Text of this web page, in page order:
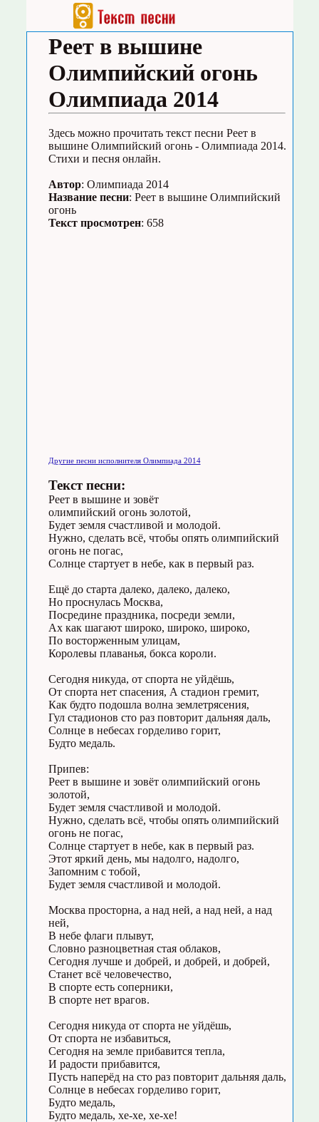
Реет в вышине
Олимпийский огонь
Олимпиада 2014
Здесь можно прочитать текст песни Реет в
вышине Олимпийский огонь - Олимпиада 2014.
Стихи и песня онлайн.
Автор: Олимпиада 2014
Название песни: Реет в вышине Олимпийский
огонь
Текст просмотрен: 658
Другие песни исполнителя Олимпиада 2014
Текст песни:
Реет в вышине и зовёт
олимпийский огонь золотой,
Будет земля счастливой и молодой.
Нужно, сделать всё, чтобы опять олимпийский
огонь не погас,
Солнце стартует в небе, как в первый раз.
Ещё до старта далеко, далеко, далеко,
Но проснулась Москва,
Посредине праздника, посреди земли,
Ах как шагают широко, широко, широко,
По восторженным улицам,
Королевы плаванья, бокса короли.
Сегодня никуда, от спорта не уйдёшь,
От спорта нет спасения, А стадион гремит,
Как будто подошла волна землетрясения,
Гул стадионов сто раз повторит дальняя даль,
Солнце в небесах горделиво горит,
Будто медаль.
Припев:
Реет в вышине и зовёт олимпийский огонь
золотой,
Будет земля счастливой и молодой.
Нужно, сделать всё, чтобы опять олимпийский
огонь не погас,
Солнце стартует в небе, как в первый раз.
Этот яркий день, мы надолго, надолго,
Запомним с тобой,
Будет земля счастливой и молодой.
Москва просторна, а над ней, а над ней, а над
ней,
В небе флаги плывут,
Словно разноцветная стая облаков,
Сегодня лучше и добрей, и добрей, и добрей,
Станет всё человечество,
В спорте есть соперники,
В спорте нет врагов.
Сегодня никуда от спорта не уйдёшь,
От спорта не избавиться,
Сегодня на земле прибавится тепла,
И радости прибавится,
Пусть наперёд на сто раз повторит дальняя даль,
Солнце в небесах горделиво горит,
Будто медаль,
Будто медаль, хе-хе, хе-хе!